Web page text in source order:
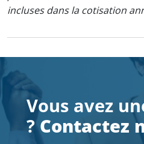
incluses dans la cotisation
Vous avez
?Contactez